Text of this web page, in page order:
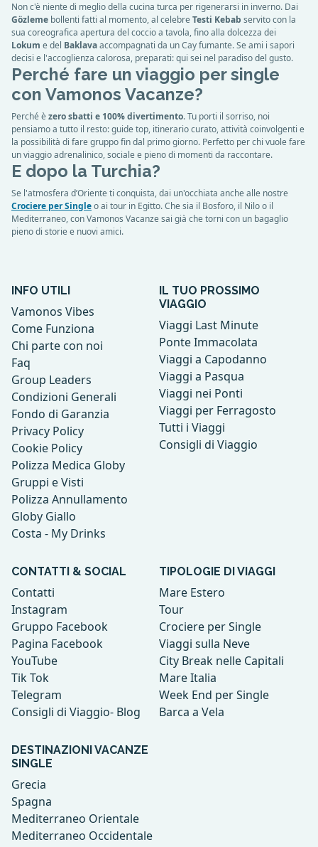
Non c'è niente di meglio della cucina turca per rigenerarsi in inverno. Dai
Gözleme bollenti fatti al momento, al celebreTesti Kebab servito con la
sua coreografica apertura del coccio a tavola, fino alla dolcezza dei
Lokum e del Baklavaaccompagnati da un Cay fumante. Se ami i sapori
decisi e l'accoglienza calorosa, preparati: qui sei nel paradiso del gusto.
Perché fare un viaggio per single
con Vamonos Vacanze?
Perché èzero sbatti e 100% divertimento. Tu porti il sorriso, noi
pensiamo a tutto il resto: guide top, itinerario curato, attività coinvolgenti e
la possibilità di fare gruppo fin dal primo giorno. Perfetto per chi vuole fare
un viaggio adrenalinico, sociale e pieno di momenti da raccontare.
E dopo la Turchia?
Se l'atmosfera d’Oriente ti conquista, dai un'occhiata anche alle nostre
Crociere per Singleo ai tour in Egitto. Che sia il Bosforo, il Nilo o il
Mediterraneo, con Vamonos Vacanze sai già che torni con un bagaglio
pieno di storie e nuovi amici.
INFO UTILI
Vamonos Vibes
Come Funziona
Chi parte con noi
Faq
Group Leaders
Condizioni Generali
Fondo di Garanzia
Privacy Policy
Cookie Policy
Polizza Medica Globy
Gruppi e Visti
Polizza Annullamento
Globy Giallo
Costa - My Drinks
IL TUO PROSSIMO
VIAGGIO
Viaggi Last Minute
Ponte Immacolata
Viaggi a Capodanno
Viaggi a Pasqua
Viaggi nei Ponti
Viaggi per Ferragosto
Tutti i Viaggi
Consigli di Viaggio
CONTATTI & SOCIAL
Contatti
Instagram
Gruppo Facebook
Pagina Facebook
YouTube
Tik Tok
Telegram
Consigli di Viaggio- Blog
TIPOLOGIE DI VIAGGI
Mare Estero
Tour
Crociere per Single
Viaggi sulla Neve
City Break nelle Capitali
Mare Italia
Week End per Single
Barca a Vela
DESTINAZIONI VACANZE
SINGLE
Grecia
Spagna
Mediterraneo Orientale
Mediterraneo Occidentale